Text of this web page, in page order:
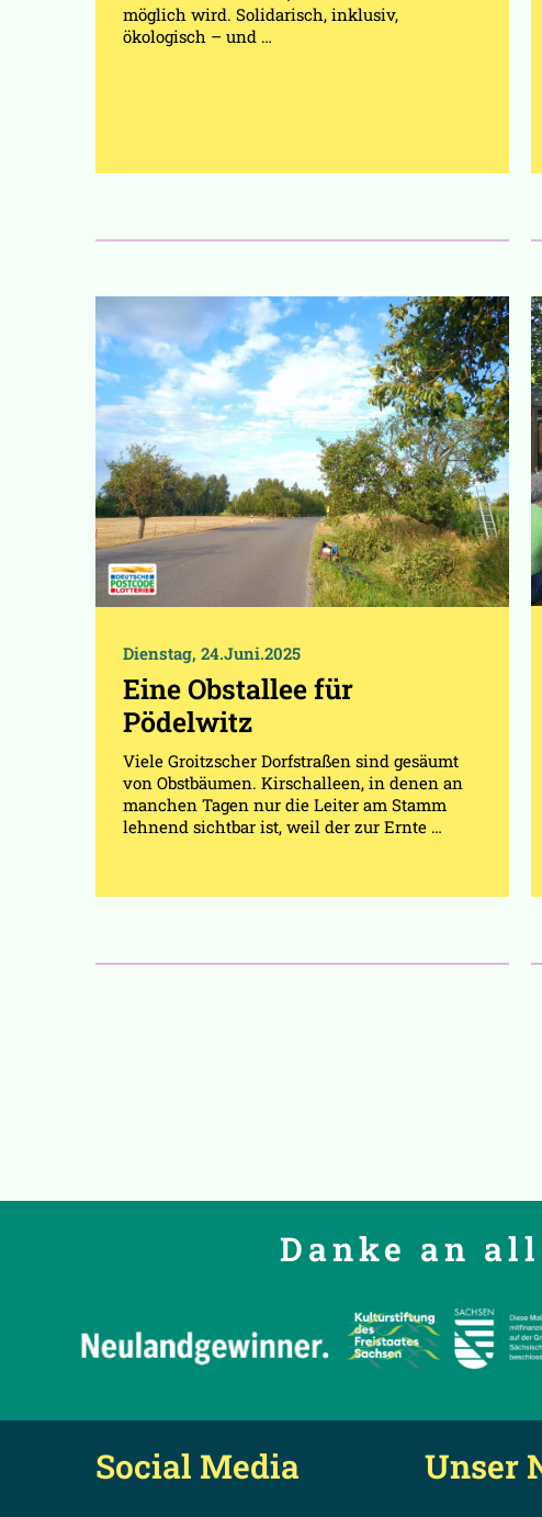
möglich wird. Solidarisch, inklusiv,
ökologisch – und …
Dienstag, 24.Juni.2025
Eine Obstallee für
Pödelwitz
Viele Groitzscher Dorfstraßen sind gesäumt
von Obstbäumen. Kirschalleen, in denen an
manchen Tagen nur die Leiter am Stamm
lehnend sichtbar ist, weil der zur Ernte …
Danke an
Social Media Unser